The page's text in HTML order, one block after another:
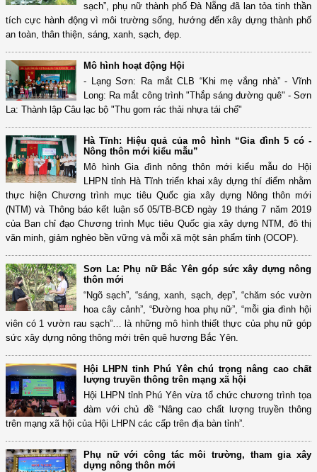
sạch”, phụ nữ thành phố Đà Nẵng đã lan tỏa tinh thần
tích cực hành động vì môi trường sống, hướng đến xây dựng thành phố
an toàn, thân thiện, sáng, xanh, sạch, đẹp.
Mô hình hoạt động Hội
- Lạng Sơn: Ra mắt CLB “Khi mẹ vắng nhà” - Vĩnh
Long: Ra mắt công trình "Thắp sáng đường quê" - Sơn
La: Thành lập Câu lạc bộ "Thu gom rác thải nhựa tái chế"
Hà Tĩnh: Hiệu quả của mô hình “Gia đình 5 có -
Nông thôn mới kiểu mẫu”
Mô hình Gia đình nông thôn mới kiểu mẫu do Hội
LHPN tỉnh Hà Tĩnh triển khai xây dựng thí điểm nhằm
thực hiện Chương trình mục tiêu Quốc gia xây dựng Nông thôn mới
(NTM) và Thông báo kết luận số 05/TB-BCĐ ngày 19 tháng 7 năm 2019
của Ban chỉ đạo Chương trình Mục tiêu Quốc gia xây dựng NTM, đô thị
văn minh, giảm nghèo bền vững và mỗi xã một sản phẩm tỉnh (OCOP).
Sơn La: Phụ nữ Bắc Yên góp sức xây dựng nông
thôn mới
“Ngõ sạch”, “sáng, xanh, sạch, đẹp”, “chăm sóc vườn
hoa cây cảnh”, “Đường hoa phụ nữ”, “mỗi gia đình hội
viên có 1 vườn rau sạch”… là những mô hình thiết thực của phụ nữ góp
sức xây dựng nông thông mới trên quê hương Bắc Yên.
Hội LHPN tỉnh Phú Yên chú trọng nâng cao chất
lượng truyền thông trên mạng xã hội
Hội LHPN tỉnh Phú Yên vừa tổ chức chương trình tọa
đàm với chủ đề “Nâng cao chất lượng truyền thông
trên mạng xã hội của Hội LHPN các cấp trên địa bàn tỉnh”.
Phụ nữ với công tác môi trường, tham gia xây
dựng nông thôn mới